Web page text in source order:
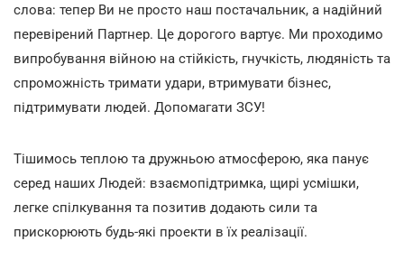
слова: тепер Ви не просто наш постачальник, а надійний
перевірений Партнер. Це дорогого вартує. Ми проходимо
випробування війною на стійкість, гнучкість, людяність та
спроможність тримати удари, втримувати бізнес,
підтримувати людей. Допомагати ЗСУ!
Тішимось теплою та дружньою атмосферою, яка панує
серед наших Людей: взаємопідтримка, щирі усмішки,
легке спілкування та позитив додають сили та
прискорюють будь-які проекти в їх реалізації.